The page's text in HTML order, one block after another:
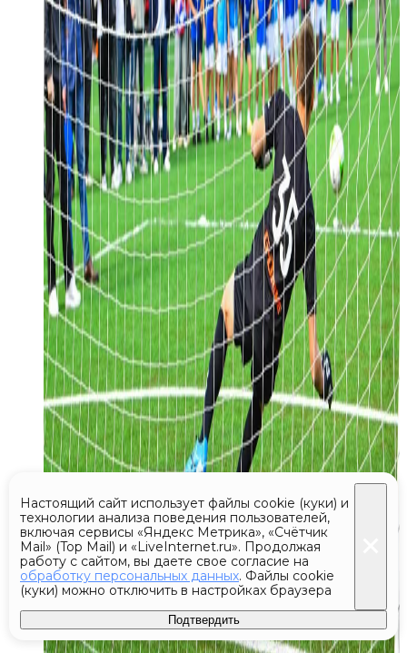
Настоящий сайт использует файлы cookie (куки) и
технологии анализа поведения пользователей,
включая сервисы «Яндекс Метрика», «Счётчик
Mail» (Top Mail) и «LiveInternet.ru». Продолжая
работу с сайтом, вы даете свое согласие на
обработку персональных данных. Файлы cookie
(куки) можно отключить в настройках браузера
Подтвердить